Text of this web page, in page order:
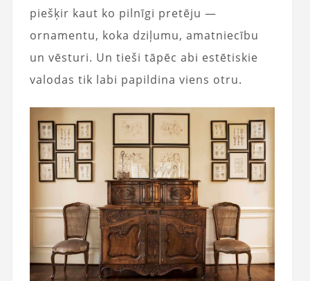
piešķir kaut ko pilnīgi pretēju —
ornamentu, koka dziļumu, amatniecību
un vēsturi. Un tieši tāpēc abi estētiskie
valodas tik labi papildina viens otru.